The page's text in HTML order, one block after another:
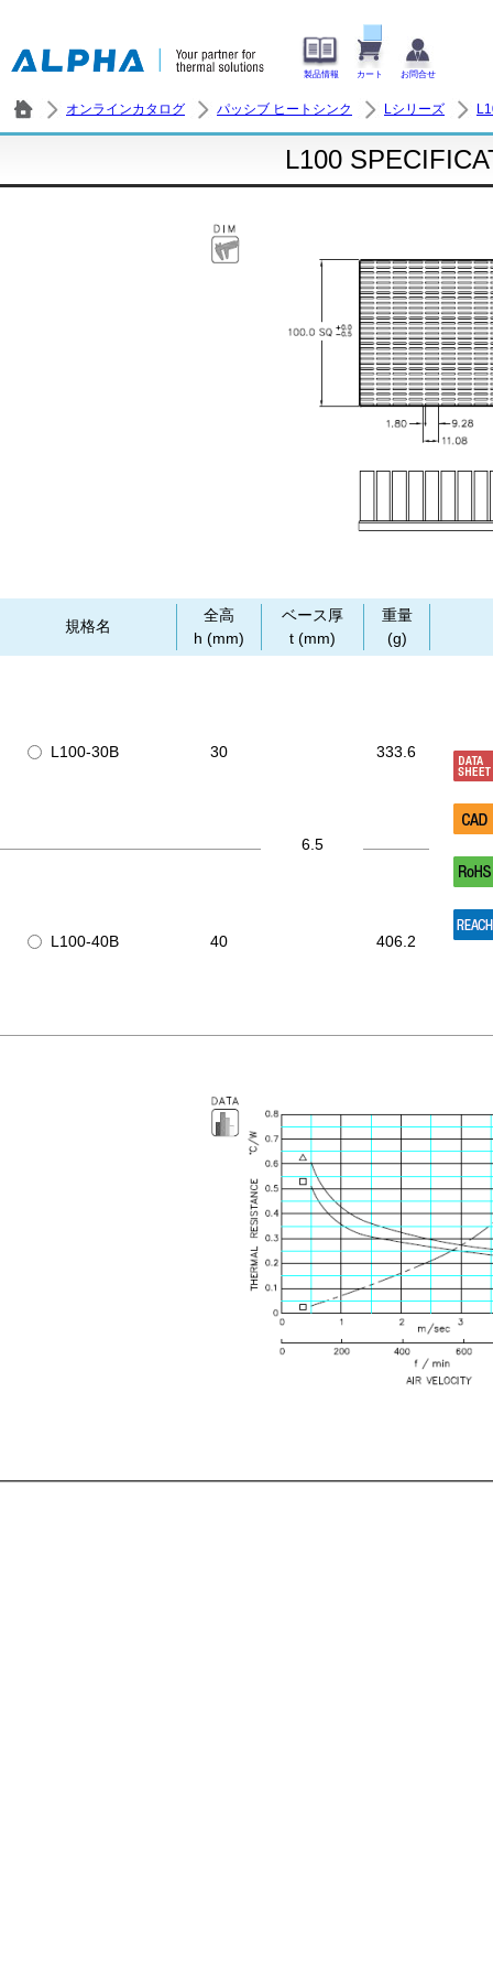
製品情報 カート お問合せ
オンラインカタログ パッシブ ヒートシンク Lシリーズ
L100
規格名
全高
h (mm)
ベース厚
t (mm)
重量
(g)
L100-30B 30
6.5
333.6
L100-40B 40 406.2